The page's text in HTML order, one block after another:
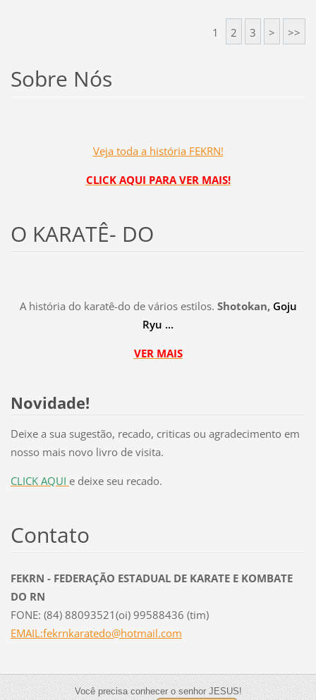
1 2 3 > >>
Sobre Nós
Veja toda a história FEKRN!
CLICK AQUI PARA VER MAIS!
O KARATÊ- DO
A história do karatê-do de vários estilos. Shotokan, Goju
Ryu ...
VER MAIS
Novidade!
Deixe a sua sugestão, recado, criticas ou agradecimento em
nosso mais novo livro de visita.
CLICK AQUI e deixe seu recado.
Contato
FEKRN - FEDERAÇÃO ESTADUAL DE KARATE E KOMBATE
DO RN
FONE: (84) 88093521(oi) 99588436 (tim)
EMAIL:fekrnkaratedo@hotmail.com
Você precisa conhecer o senhor JESUS!